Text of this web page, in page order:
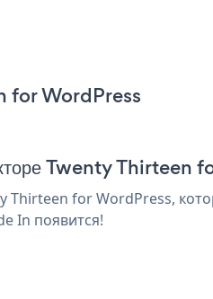
for WordPress
Twenty Thirteen
for WordPress,
In появится!